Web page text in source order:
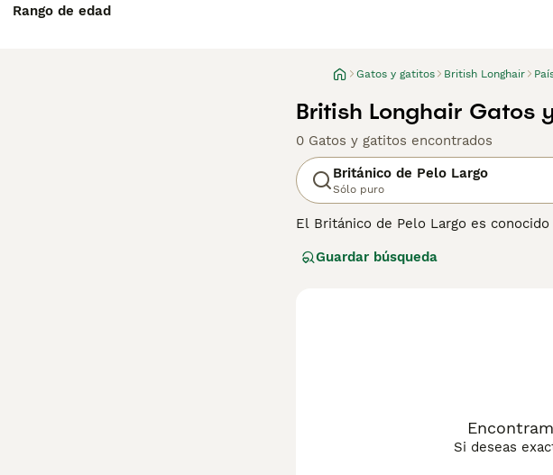
Rango de edad
Gatos y gatitos British Longhair
British Longhair Gatos
0 Gatos y gatitos encontrados
Británico de Pelo Largo
Sólo puro
El Británico de Pelo Largo es
Británico de Pelo Largo no está
página de consejos de
Guardar búsqueda
Si deseas